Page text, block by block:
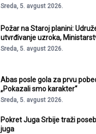
Sreda, 5. avgust 2026.
Požar na Staroj planini:
utvrđivanje uzroka,
Sreda, 5. avgust 2026.
Abas posle gola za prvu
„Pokazali smo karakter“
Sreda, 5. avgust 2026.
Pokret Juga Srbije traži
juga